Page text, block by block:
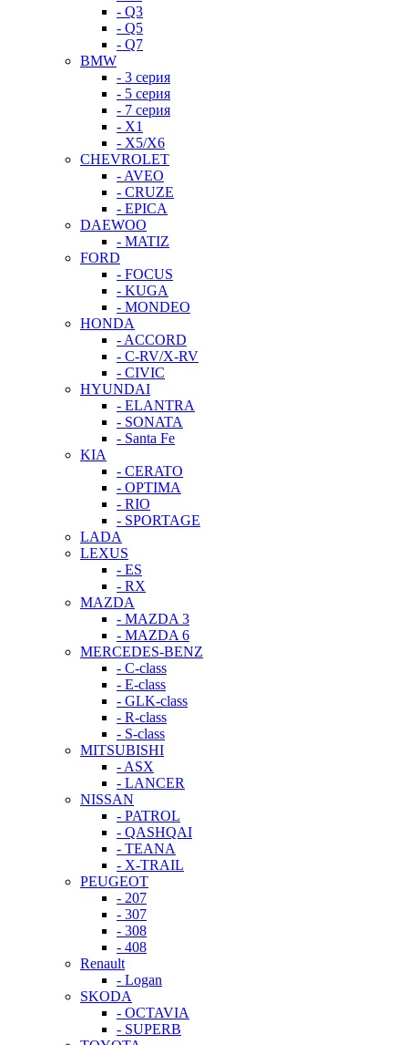
- Q3
- Q5
- Q7
BMW
- 3 серия
- 5 серия
- 7 серия
- X1
- X5/X6
CHEVROLET
- AVEO
- CRUZE
- EPICA
DAEWOO
- MATIZ
FORD
- FOCUS
- KUGA
- MONDEO
HONDA
- ACCORD
- C-RV/X-RV
- CIVIC
HYUNDAI
- ELANTRA
- SONATA
- Santa Fe
KIA
- CERATO
- OPTIMA
- RIO
- SPORTAGE
LADA
LEXUS
- ES
- RX
MAZDA
- MAZDA 3
- MAZDA 6
MERCEDES-BENZ
- C-class
- E-class
- GLK-class
- R-class
- S-class
MITSUBISHI
- ASX
- LANCER
NISSAN
- PATROL
- QASHQAI
- TEANA
- X-TRAIL
PEUGEOT
- 207
- 307
- 308
- 408
Renault
- Logan
SKODA
- OCTAVIA
- SUPERB